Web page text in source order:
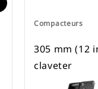
Compacteurs
305 mm (12
claveter